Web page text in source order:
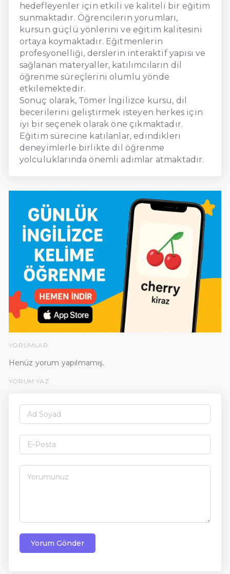
hedefleyenler için etkili ve kaliteli bir eğitim
sunmaktadır. Öğrencilerin yorumları,
kursun güçlü yönlerini ve eğitim kalitesini
ortaya koymaktadır. Eğitmenlerin
profesyonelliği, derslerin interaktif yapısı ve
sağlanan materyaller, katılımcıların dil
öğrenme süreçlerini olumlu yönde
etkilemektedir.
Sonuç olarak, Tömer İngilizce kursu, dil
becerilerini geliştirmek isteyen herkes için
iyi bir seçenek olarak öne çıkmaktadır.
Eğitim sürecine katılanlar, edindikleri
deneyimlerle birlikte dil öğrenme
yolculuklarında önemli adımlar atmaktadır.
YORUMLAR
Henüz yorum yapılmamış.
YORUM YAZ
Yorum Gönder